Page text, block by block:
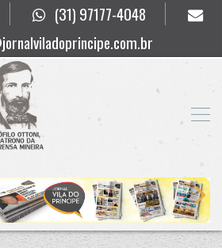
(31) 97177-4048